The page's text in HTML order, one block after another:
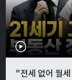
"전세 없어 월